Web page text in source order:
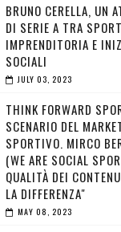
BRUNO CERELLA, UN
DI SERIE A TRA
IMPRENDITORIA E
SOCIALI
JULY 03, 2023
THINK FORWARD
SCENARIO DEL
SPORTIVO. MIRCO
(WE ARE SOCIAL
QUALITÀ DEI
LA DIFFERENZA"
MAY 08, 2023